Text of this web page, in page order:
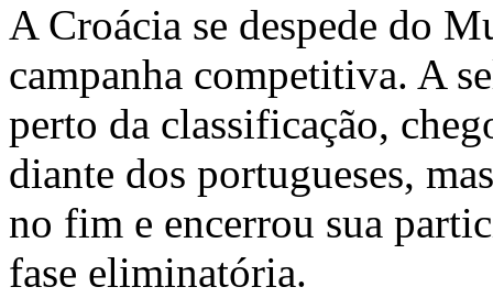
A Croácia se despede do
campanha competitiva. A
perto da classificação,
diante dos portugueses,
no fim e encerrou sua
fase eliminatória.